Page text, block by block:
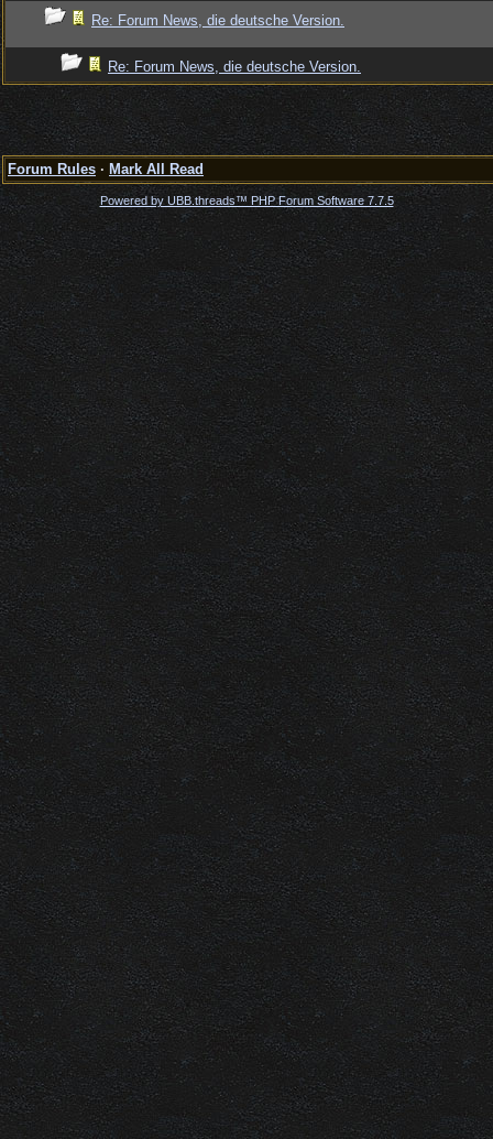
Re: Forum News, die deutsche Version.
Re: Forum News, die deutsche Version.
Forum Rules · Mark All Read
Powered by UBB.threads™ PHP Forum Software 7.7.5